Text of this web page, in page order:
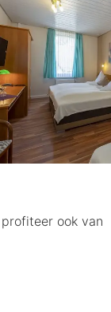
ook van